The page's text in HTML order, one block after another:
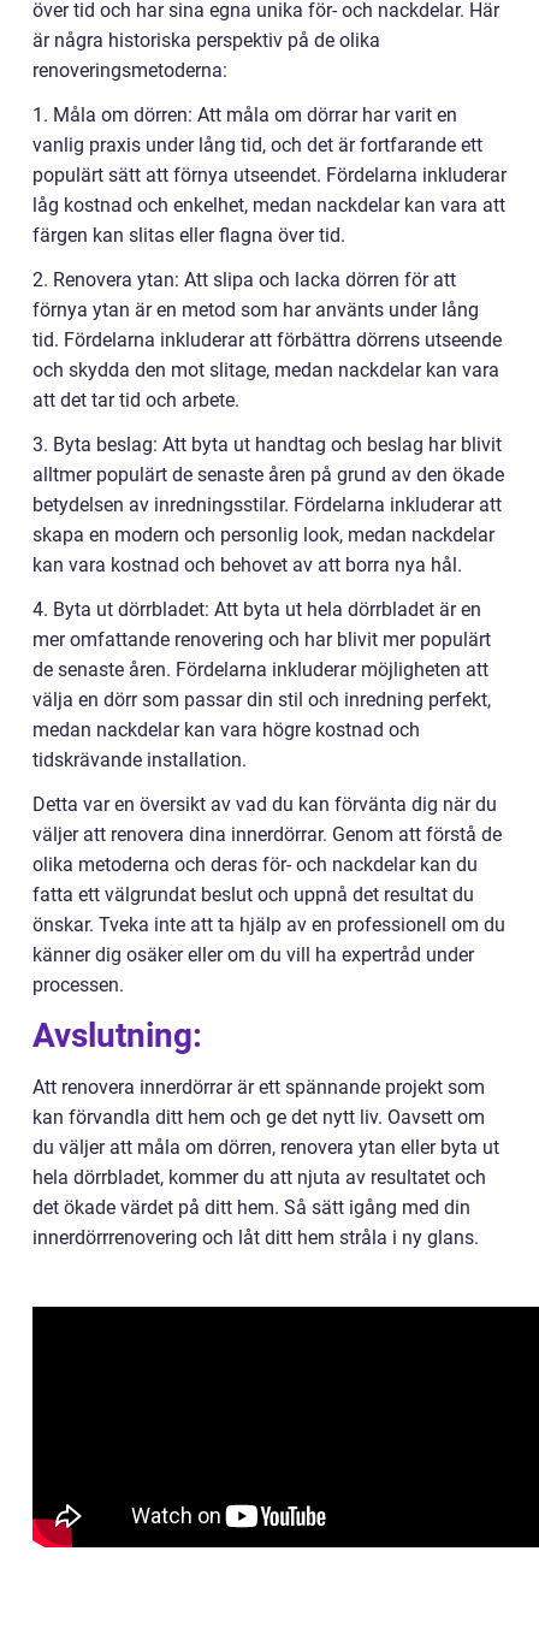
över tid och har sina egna unika för- och nackdelar. Här
är några historiska perspektiv på de olika
renoveringsmetoderna:
1. Måla om dörren: Att måla om dörrar har varit en
vanlig praxis under lång tid, och det är fortfarande ett
populärt sätt att förnya utseendet. Fördelarna inkluderar
låg kostnad och enkelhet, medan nackdelar kan vara att
färgen kan slitas eller flagna över tid.
2. Renovera ytan: Att slipa och lacka dörren för att
förnya ytan är en metod som har använts under lång
tid. Fördelarna inkluderar att förbättra dörrens utseende
och skydda den mot slitage, medan nackdelar kan vara
att det tar tid och arbete.
3. Byta beslag: Att byta ut handtag och beslag har blivit
alltmer populärt de senaste åren på grund av den ökade
betydelsen av inredningsstilar. Fördelarna inkluderar att
skapa en modern och personlig look, medan nackdelar
kan vara kostnad och behovet av att borra nya hål.
4. Byta ut dörrbladet: Att byta ut hela dörrbladet är en
mer omfattande renovering och har blivit mer populärt
de senaste åren. Fördelarna inkluderar möjligheten att
välja en dörr som passar din stil och inredning perfekt,
medan nackdelar kan vara högre kostnad och
tidskrävande installation.
Detta var en översikt av vad du kan förvänta dig när du
väljer att renovera dina innerdörrar. Genom att förstå de
olika metoderna och deras för- och nackdelar kan du
fatta ett välgrundat beslut och uppnå det resultat du
önskar. Tveka inte att ta hjälp av en professionell om du
känner dig osäker eller om du vill ha expertråd under
processen.
Avslutning:
Att renovera innerdörrar är ett spännande projekt som
kan förvandla ditt hem och ge det nytt liv. Oavsett om
du väljer att måla om dörren, renovera ytan eller byta ut
hela dörrbladet, kommer du att njuta av resultatet och
det ökade värdet på ditt hem. Så sätt igång med din
innerdörrrenovering och låt ditt hem stråla i ny glans.